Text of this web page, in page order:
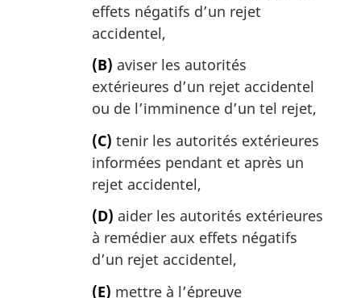
effets négatifs d’un rejet
accidentel,
(B) aviser les autorités
extérieures d’un rejet accidentel
ou de l’imminence d’un tel rejet,
(C) tenir les autorités extérieures
informées pendant et après un
rejet accidentel,
(D) aider les autorités extérieures
à remédier aux effets négatifs
d’un rejet accidentel,
(E) mettre à l’épreuve